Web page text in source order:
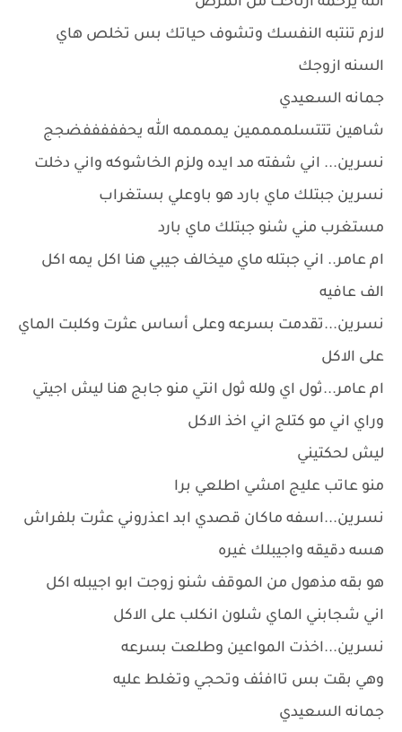
لازم تنتبه النفسك وتشوف حياتك بس تخلص هاي
السنه ازوجك
جمانه السعيدي
شاهين تتتسلممممين يممممه الله يحفففففضجج
نسرين... اني شفته مد ايده ولزم الخاشوكه واني دخلت
نسرين جبتلك ماي بارد هو باوعلي بستغراب
مستغرب مني شنو جبتلك ماي بارد
ام عامر.. اني جبتله ماي ميخالف جيبي هنا اكل يمه اكل
الف عافيه
نسرين...تقدمت بسرعه وعلى أساس عثرت وكلبت الماي
على الاكل
ام عامر...ثول اي ولله ثول انتي منو جابج هنا ليش اجيتي
وراي اني مو كتلج اني اخذ الاكل
ليش لحكتيني
منو عاتب عليج امشي اطلعي برا
نسرين...اسفه ماكان قصدي ابد اعذروني عثرت بلفراش
هسه دقيقه واجيبلك غيره
هو بقه مذهول من الموقف شنو زوجت ابو اجيبله اكل
اني شجابني الماي شلون انكلب على الاكل
نسرين...اخذت المواعين وطلعت بسرعه
وهي بقت بس تاافئف وتحجي وتغلط عليه
جمانه السعيدي